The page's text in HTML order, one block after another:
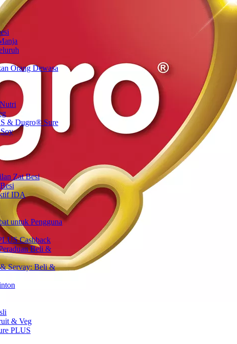
Orang Dewasa
& Dugro® Sure
Zat Besi
IDA
untuk Pengguna
Cashback
Beli &
& Servay: Beli &
& Veg
PLUS